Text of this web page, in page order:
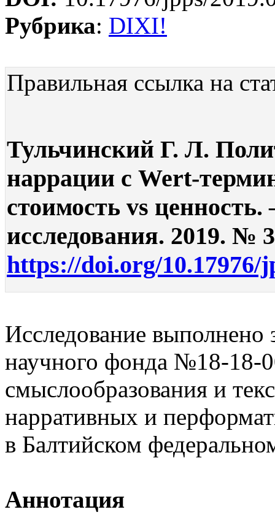
Рубрика: DIXI!
Правильная ссылка на
Тульчинский Г. Л.
наррации с Wert-
стоимость vs
исследования. 2019. №
https://doi.org/10.17976/
Исследование выполнено
научного фонда №18-18-
смыслообразования и
нарративных и
в Балтийском
Аннотация